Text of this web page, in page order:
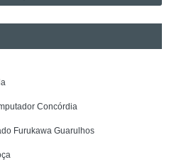
Concórdia
Furukawa Guarulhos